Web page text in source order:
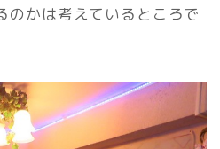
のかは考えているところで